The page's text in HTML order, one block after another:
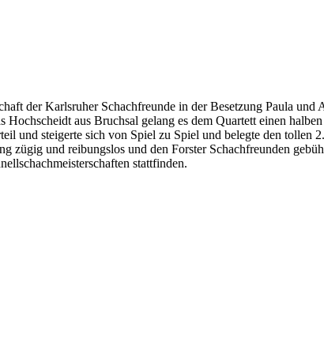
der Karlsruher Schachfreunde in der Besetzung Paula
aus Bruchsal gelang es dem Quartett einen
und steigerte sich von Spiel zu Spiel und belegte den
zügig und reibungslos und den Forster Schachfreunden
stattfinden.